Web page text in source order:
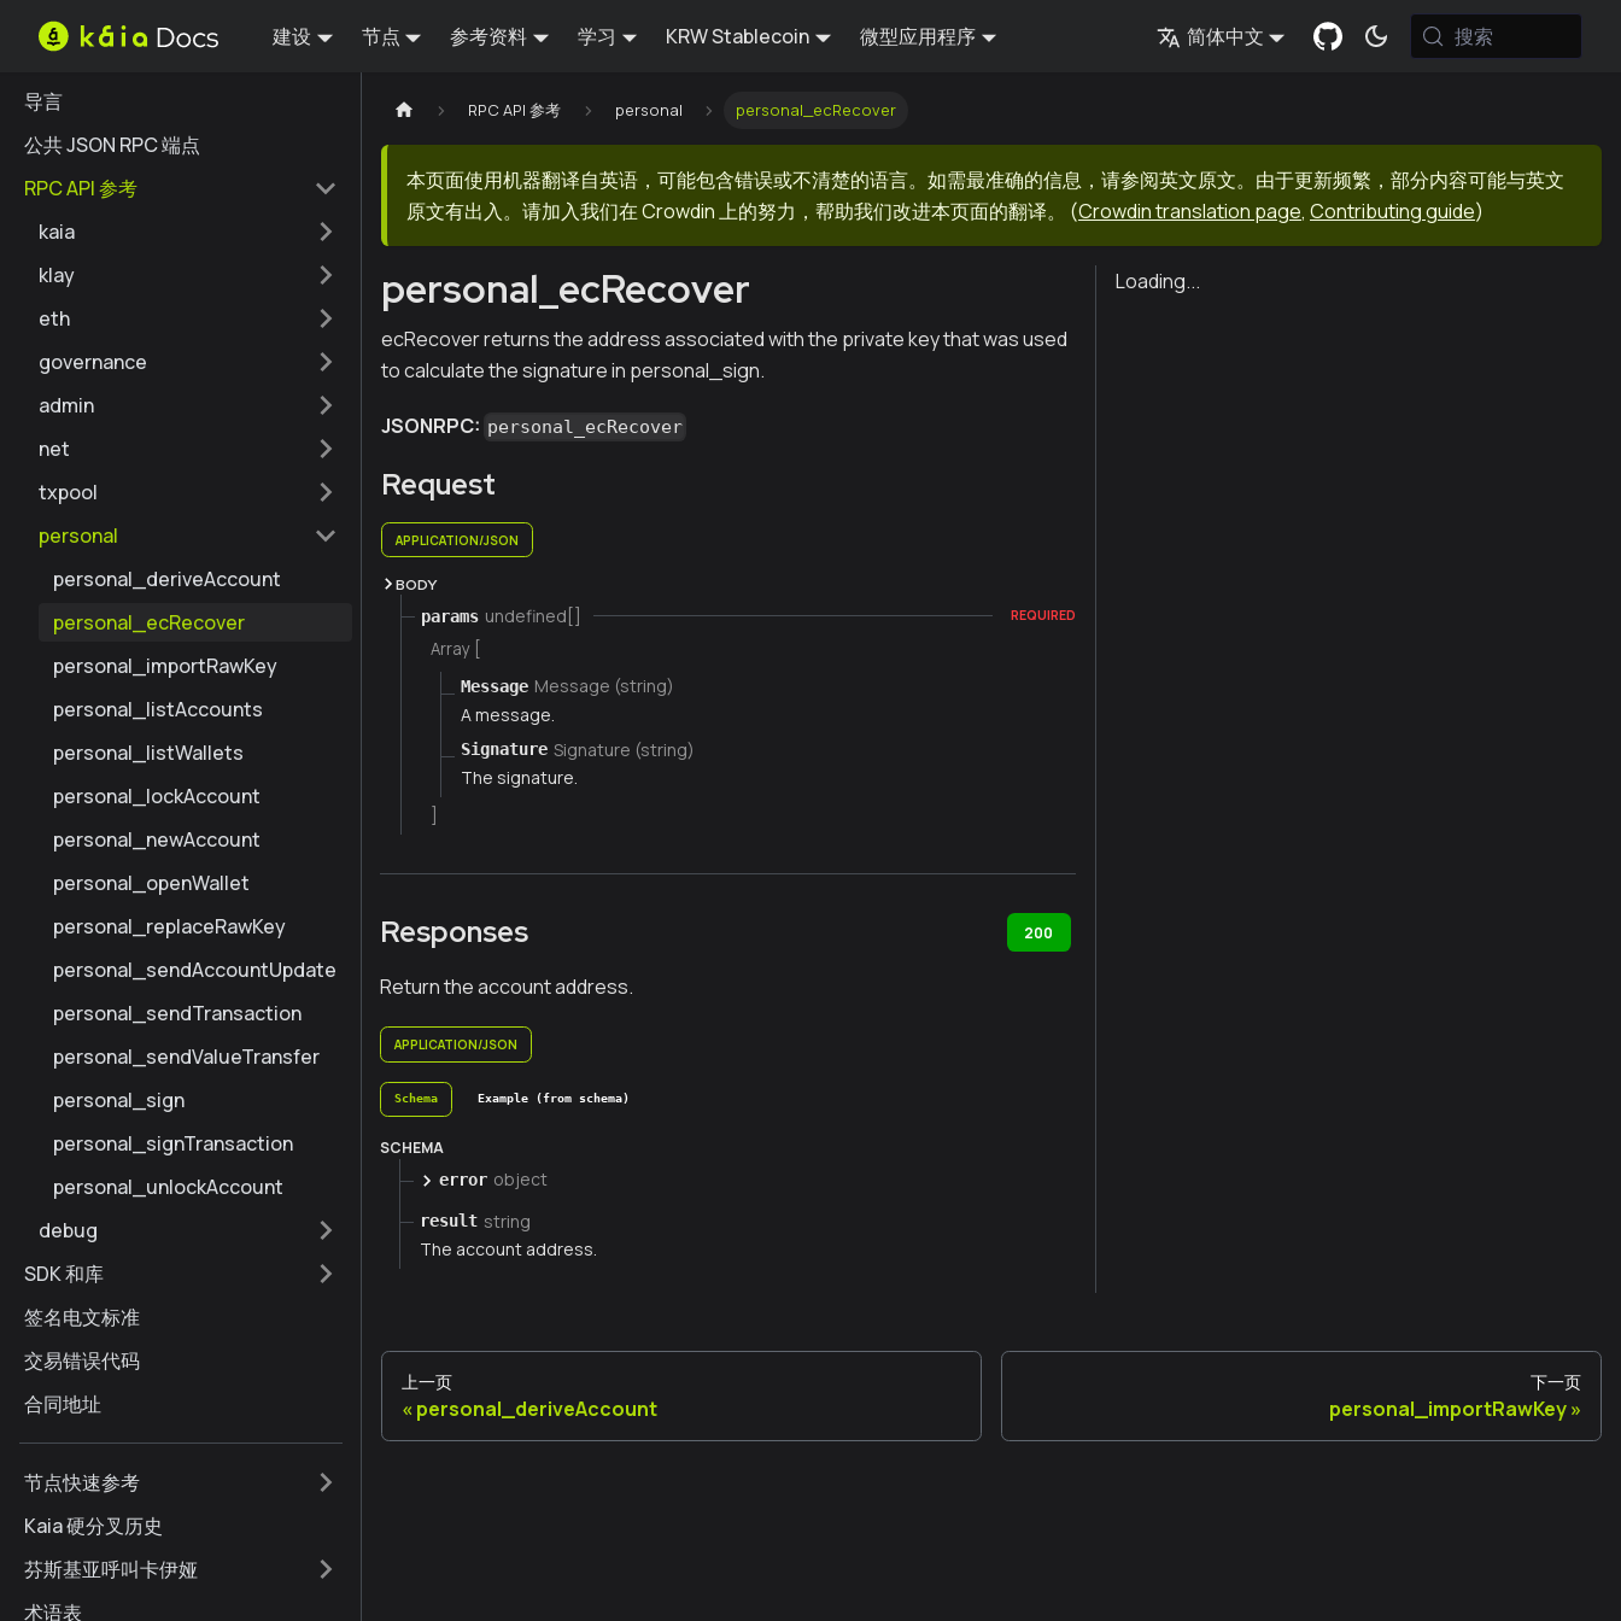
建设 节点 参考资料 学习 KRW Stablecoin 微型应用程序 简体中文 搜索
导言
公共 JSON RPC 端点
RPC API 参考
kaia
klay
eth
governance
admin
net
txpool
personal
personal_deriveAccount
personal_ecRecover
personal_importRawKey
personal_listAccounts
personal_listWallets
personal_lockAccount
personal_newAccount
personal_openWallet
personal_replaceRawKey
personal_sendAccountUpdate
personal_sendTransaction
personal_sendValueTransfer
personal_sign
personal_signTransaction
personal_unlockAccount
debug
SDK 和库
签名电文标准
交易错误代码
合同地址
节点快速参考
Kaia 硬分叉历史
芬斯基亚呼叫卡伊娅
术语表
RPC API 参考 personal personal_ecRecover
本页面使用机器翻译自英语，可能包含错误或不清楚的语言。如需最准确的信息，请参阅英文原文。由于更新频繁，部分内容可能与英文
原文有出入。请加入我们在 Crowdin 上的努力，帮助我们改进本页面的翻译。
(Crowdin translation page, Contributing guide)
personal_ecRecover
ecRecover returns the address associated with the private key that was used
to calculate the signature in personal_sign.
JSONRPC: personal_ecRecover
Request
APPLICATION/JSON
BODY
params undefined[] REQUIRED
Array [
Message Message (string)
A message.
Signature Signature (string)
The signature.
Responses 200
Return the account address.
APPLICATION/JSON
Schema Example (from schema)
SCHEMA
error object
result string
The account address.
Loading...
上一页
personal_deriveAccount
下一页
personal_importRawKey